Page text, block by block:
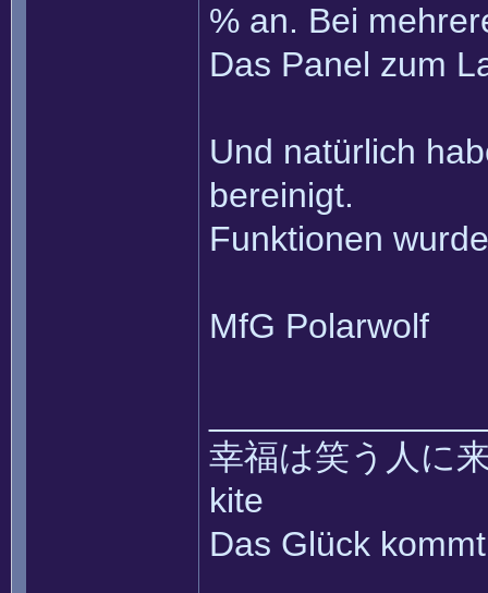
% an. Bei
Das Panel zum
Und natürlich
bereinigt.
Funktionen
MfG Polarwolf
幸福は笑う人に
kite
Das Glück